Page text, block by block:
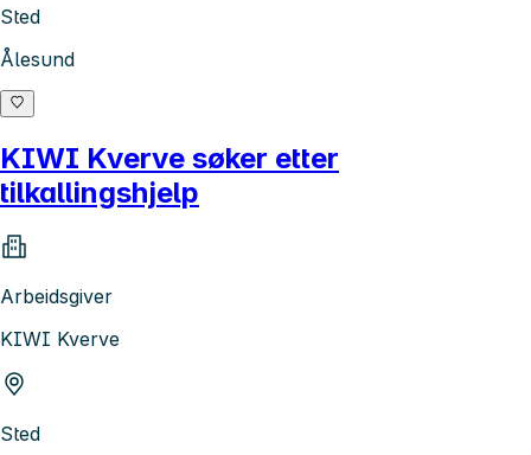
Sted
Ålesund
KIWI Kverve søker etter
tilkallingshjelp
Arbeidsgiver
KIWI Kverve
Sted